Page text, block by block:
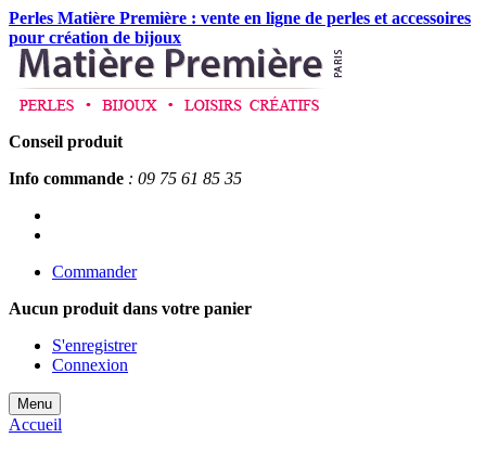
Perles Matière Première : vente en ligne de perles et accessoires
pour création de bijoux
Conseil produit
Info commande : 09 75 61 85 35
Commander
Aucun produit dans votre panier
S'enregistrer
Connexion
Menu
Accueil